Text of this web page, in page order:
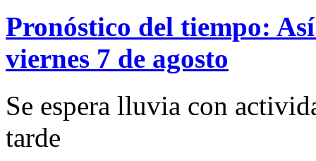
Pronóstico del tiempo:
viernes 7 de agosto
Se espera lluvia con
tarde